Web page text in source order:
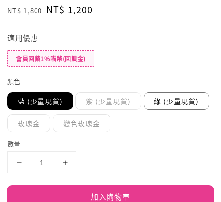
Regular
NT$ 1,800 Sale
NT$ 1,200
適用優惠
會員回饋1%喵幣(回饋金)
顏色
藍 (少量現貨) 紫 (少量現貨) 綠 (少量現貨)
玫瑰金 變色玫瑰金
數量
加入購物車